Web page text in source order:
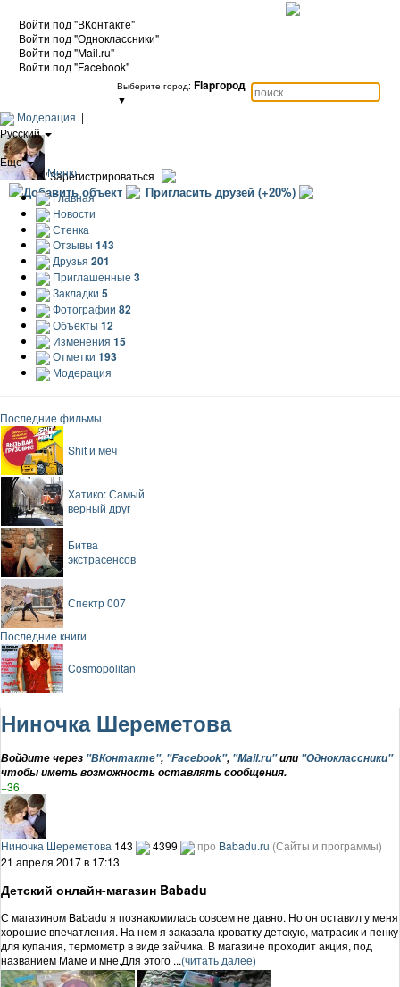
Войти под "ВКонтакте"
Войти под "Одноклассники"
Войти под "Mail.ru"
Войти под "Facebook"
Выберите город: Flapгород
▼
Модерация |
Русский
|
Еще
|Войти / Зарегистрироваться
Добавить объект Пригласить друзей (+20%)
Меню
Главная
Новости
Стенка
Отзывы 143
Друзья 201
Приглашенные 3
Закладки 5
Фотографии 82
Объекты 12
Изменения 15
Отметки 193
Модерация
Последние фильмы
Shit и меч
Хатико: Самый
верный друг
Битва
экстрасенсов
Спектр 007
Последние книги
Cosmopolitan
Ниночка Шереметова
Войдите через "ВКонтакте", "Facebook", "Mail.ru"или "Одноклассники"
чтобы иметь возможность оставлять сообщения.
+36
Ниночка Шереметова 143 4399 про Babadu.ru (Сайты и программы)
21 апреля 2017 в 17:13
Детский онлайн-магазин Babadu
С магазином Babadu я познакомилась совсем не давно. Но он оставил у меня
хорошие впечатления. На нем я заказала кроватку детскую, матрасик и пенку
для купания, термометр в виде зайчика. В магазине проходит акция, под
названием Маме и мне.Для этого ...(читать далее)